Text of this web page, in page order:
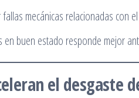
mecánicas relacionadas con
en buen estado responde mejor
el desgaste